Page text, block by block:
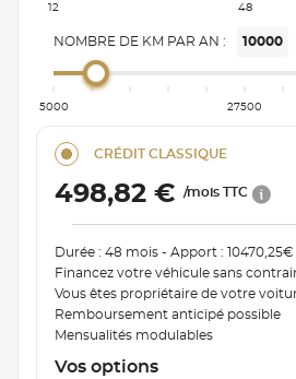
12 48
NOMBRE DE KM PAR AN : 10000
5000 27500
CRÉDIT CLASSIQUE
498,82 €/mois TTC
Durée : 48 mois - Apport : 10470,25€
Financez votre véhicule sans
Vous êtes propriétaire de votre
Remboursement anticipé possible
Mensualités modulables
Vos options